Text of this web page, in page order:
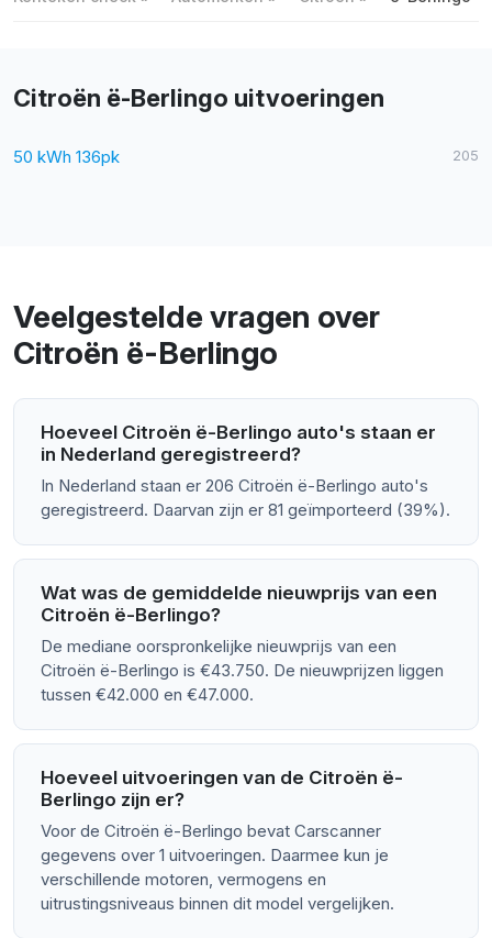
Citroën ë-Berlingo uitvoeringen
50 kWh 136pk 205
Veelgestelde vragen over
Citroën ë-Berlingo
Hoeveel Citroën ë-Berlingo auto's staan er
in Nederland geregistreerd?
In Nederland staan er 206 Citroën ë-Berlingo auto's
geregistreerd. Daarvan zijn er 81 geïmporteerd (39%).
Wat was de gemiddelde nieuwprijs van een
Citroën ë-Berlingo?
De mediane oorspronkelijke nieuwprijs van een
Citroën ë-Berlingo is €43.750. De nieuwprijzen liggen
tussen €42.000 en €47.000.
Hoeveel uitvoeringen van de Citroën ë-
Berlingo zijn er?
Voor de Citroën ë-Berlingo bevat Carscanner
gegevens over 1 uitvoeringen. Daarmee kun je
verschillende motoren, vermogens en
uitrustingsniveaus binnen dit model vergelijken.